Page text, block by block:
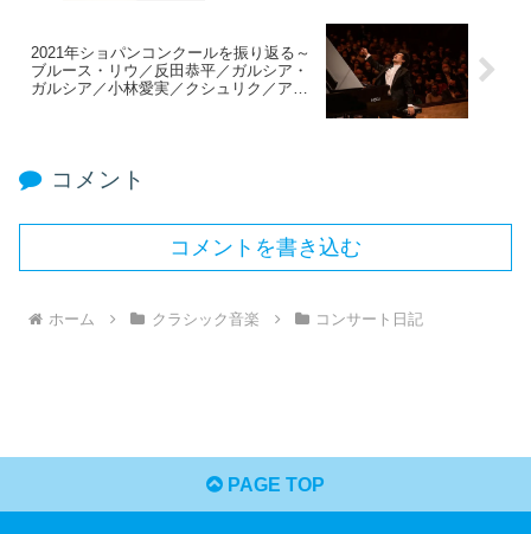
2021年ショパンコンクールを振り返る～
ブルース・リウ／反田恭平／ガルシア・
ガルシア／小林愛実／クシュリク／アル
コメント
コメントを書き込む
ホーム クラシック音楽 コンサート日記
PAGE TOP